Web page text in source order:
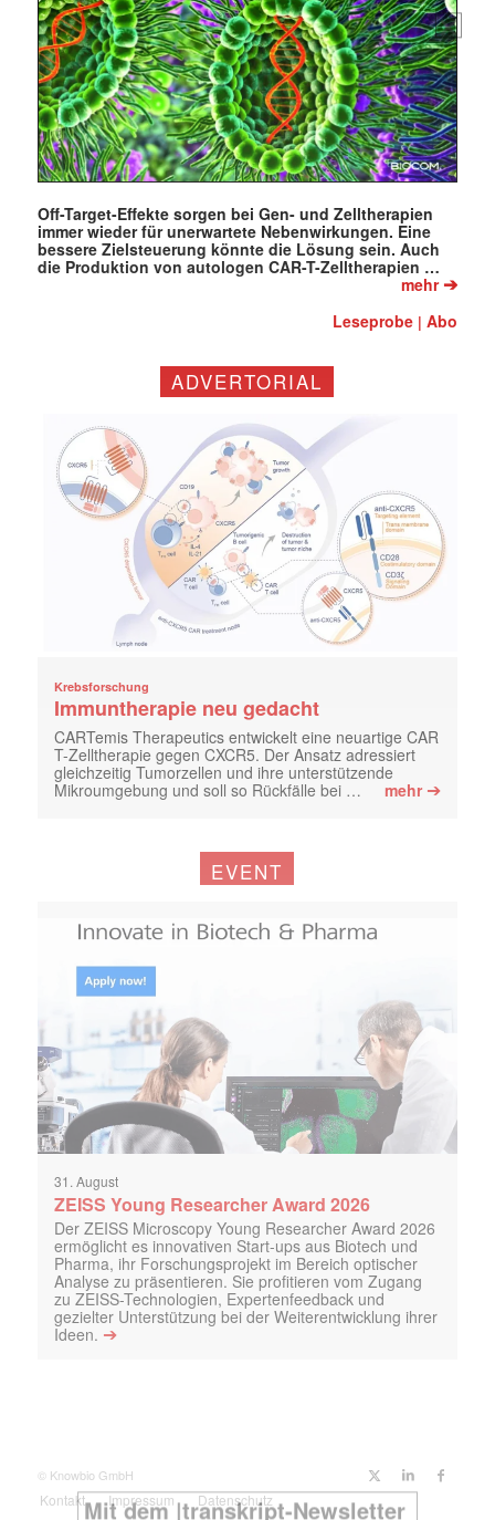
Off-Target-Effekte sorgen bei Gen- und Zelltherapien
immer wieder für unerwartete Nebenwirkungen. Eine
bessere Zielsteuerung könnte die Lösung sein. Auch
die Produktion von autologen CAR-T-Zelltherapien …
mehr➔
Leseprobe |Abo
ADVERTORIAL
Krebsforschung
Immuntherapie neu gedacht
CARTemis Therapeutics entwickelt eine neuartige CAR
T-Zelltherapie gegen CXCR5. Der Ansatz adressiert
gleichzeitig Tumorzellen und ihre unterstützende
Mikroumgebung und soll so Rückfälle bei …
mehr➔
EVENT
31. August
ZEISS Young Researcher Award 2026
Der ZEISS Microscopy Young Researcher Award 2026
ermöglicht es innovativen Start-ups aus Biotech und
Pharma, ihr Forschungsprojekt im Bereich optischer
Analyse zu präsentieren. Sie profitieren vom Zugang
zu ZEISS-Technologien, Expertenfeedback und
gezielter Unterstützung bei der Weiterentwicklung ihrer
Ideen. ➔
© Knowbio GmbH
Kontakt Impressum Datenschutz